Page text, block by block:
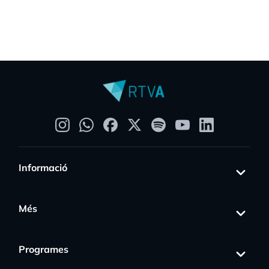
Informació
Més
Programes